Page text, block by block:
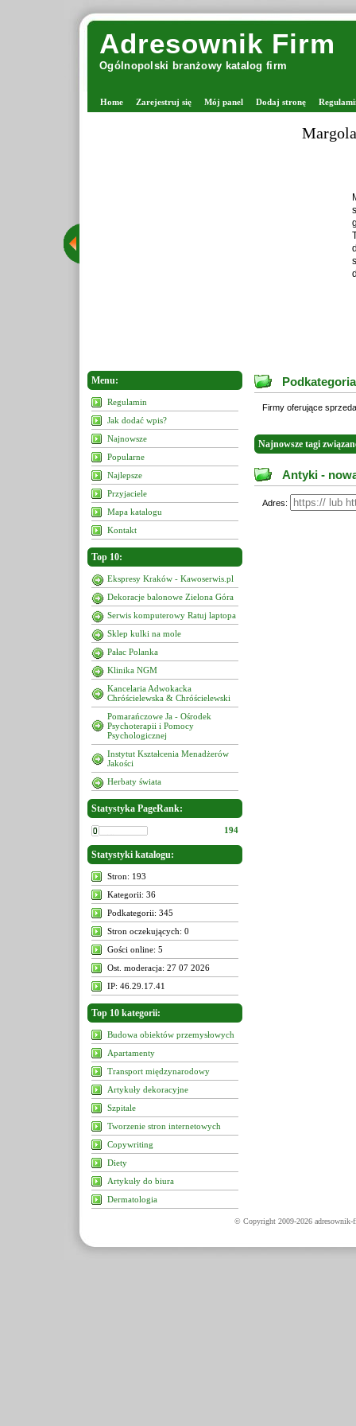
Adresownik Firm
Ogólnopolski branżowy katalog firm
Home Zarejestruj się Mój panel Dodaj stronę
Margolana -
Margolana
grona
Tego typu
drutach
starannie
dzięki
Menu:
Regulamin
Jak dodać wpis?
Najnowsze
Popularne
Najlepsze
Przyjaciele
Mapa katalogu
Kontakt
Top 10:
Ekspresy Kraków - Kawoserwis.pl
Dekoracje balonowe Zielona Góra
Serwis komputerowy Ratuj laptopa
Sklep kulki na mole
Pałac Polanka
Klinika NGM
Kancelaria Adwokacka
Chróścielewska & Chróścielewski
Pomarańczowe Ja - Ośrodek
Psychoterapii i Pomocy
Psychologicznej
Instytut Kształcenia Menadżerów
Jakości
Herbaty świata
Statystyka PageRank:
194
Statystyki katalogu:
Stron: 193
Kategorii: 36
Podkategorii: 345
Stron oczekujących: 0
Gości online: 5
Ost. moderacja: 27 07 2026
IP: 46.29.17.41
Top 10 kategorii:
Budowa obiektów przemysłowych
Apartamenty
Transport międzynarodowy
Artykuły dekoracyjne
Szpitale
Tworzenie stron internetowych
Copywriting
Diety
Artykuły do biura
Dermatologia
Firmy oferujące
Najnowsze tagi
Antyki -
Adres:
© Copyright 2009-2026